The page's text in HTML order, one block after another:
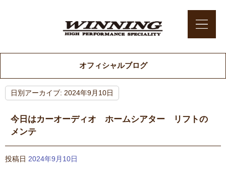
オフィシャルブログ
日別アーカイブ: 2024年9月10日
今日はカーオーディオ ホームシアター リフトの
メンテ
投稿日 2024年9月10日